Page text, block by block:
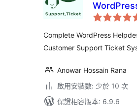
Helpdesk
Ticket
Complete WordPress
Customer Support Ticket
Anowar Hossain Rana
啟用安裝數: 少於 10 次
保證相容版本: 6.9.6